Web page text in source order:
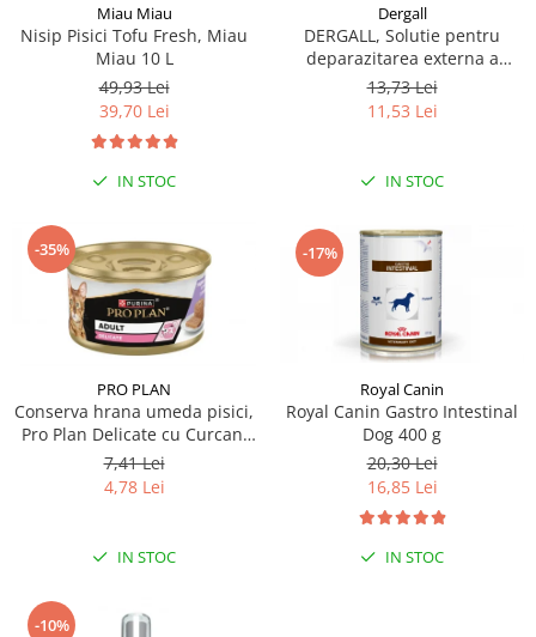
Miau Miau
Nisip Pisici Tofu Fresh, Miau
Miau 10 L
49,93 Lei
39,70 Lei
IN STOC
Dergall
DERGALL, Solutie pentru
deparazitarea externa a
gainilor si adaposturilor 10 ml
13,73 Lei
11,53 Lei
IN STOC
-35%
PRO PLAN
Conserva hrana umeda pisici,
Pro Plan Delicate cu Curcan,
85 g
7,41 Lei
4,78 Lei
IN STOC
-17%
Royal Canin
Royal Canin Gastro Intestinal
Dog 400 g
20,30 Lei
16,85 Lei
IN STOC
-10%